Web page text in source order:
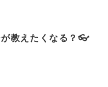
教えたくなる？👓